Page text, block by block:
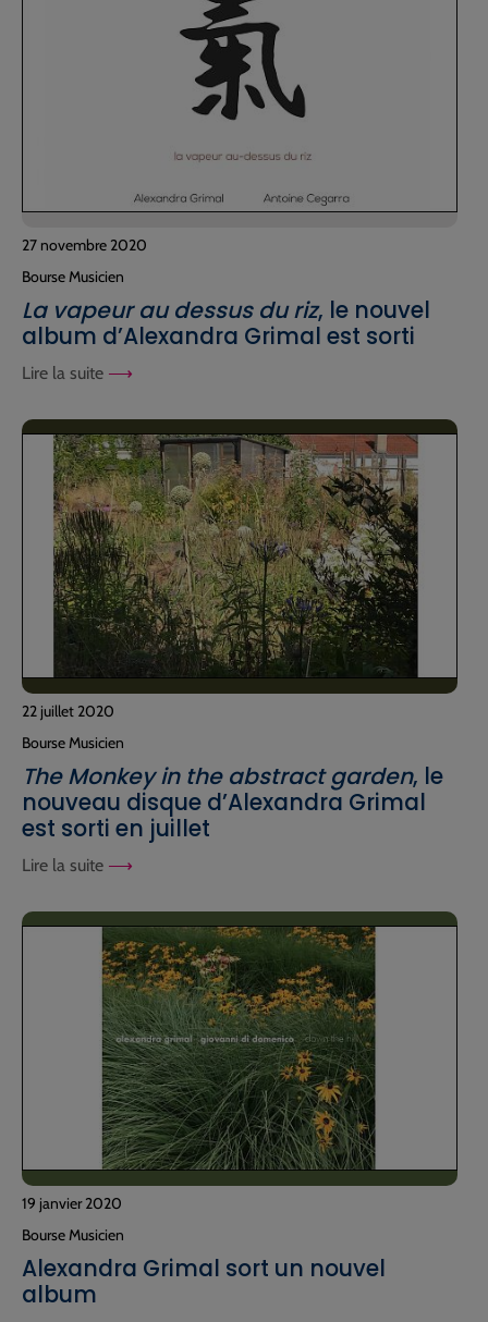
27 novembre 2020
Bourse Musicien
La vapeur au dessus du riz, le nouvel
album d’Alexandra Grimal est sorti
Lire la suite
22 juillet 2020
Bourse Musicien
The Monkey in the abstract garden, le
nouveau disque d’Alexandra Grimal
est sorti en juillet
Lire la suite
19 janvier 2020
Bourse Musicien
Alexandra Grimal sort un nouvel
album